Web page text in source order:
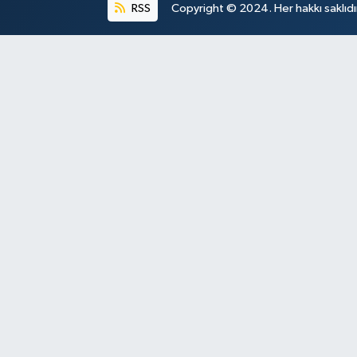
RSS Copyright © 2024. Her hakkı